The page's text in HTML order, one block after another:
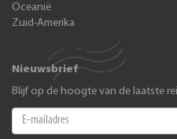
Oceanië
Zuid-Amerika
Nieuwsbrief
Blijf op de hoogte van de laatste